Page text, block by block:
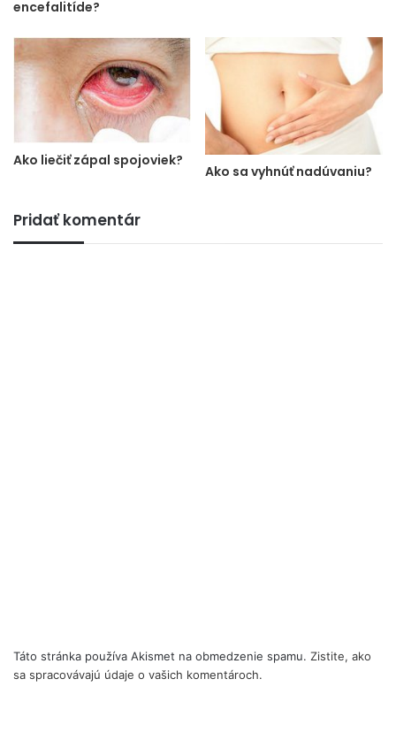
encefalitíde?
Ako liečiť zápal spojoviek?
Ako sa vyhnúť nadúvaniu?
Pridať komentár
Táto stránka používa Akismet na obmedzenie spamu. Zistite, ako
sa spracovávajú údaje o vašich komentároch.